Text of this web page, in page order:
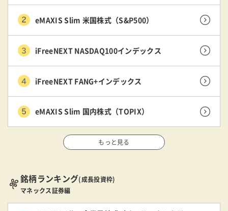
eMAXIS Slim 米国株式（S&P500）
iFreeNEXT NASDAQ100インデックス
iFreeNEXT FANG+インデックス
eMAXIS Slim 国内株式（TOPIX）
もっと見る
銘柄ランキング(成長投資枠)
マネックス証券編